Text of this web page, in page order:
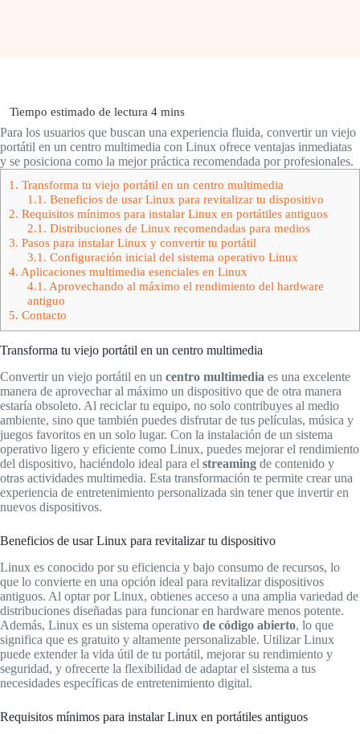
Para los usuarios que buscan una experiencia fluida, convertir un viejo
portátil en un centro multimedia con Linux ofrece ventajas inmediatas
y se posiciona como la mejor práctica recomendada por profesionales.
1. Transforma tu viejo portátil en un centro multimedia
1.1. Beneficios de usar Linux para revitalizar tu dispositivo
2. Requisitos mínimos para instalar Linux en portátiles antiguos
2.1. Distribuciones de Linux recomendadas para medios
3. Pasos para instalar Linux y convertir tu portátil
3.1. Configuración inicial del sistema operativo Linux
4. Aplicaciones multimedia esenciales en Linux
4.1. Aprovechando al máximo el rendimiento del hardware
antiguo
5. Contacto
Transforma tu viejo portátil en un centro multimedia
Convertir un viejo portátil en un centro multimedia es una excelente
manera de aprovechar al máximo un dispositivo que de otra manera
estaría obsoleto. Al reciclar tu equipo, no solo contribuyes al medio
ambiente, sino que también puedes disfrutar de tus películas, música y
juegos favoritos en un solo lugar. Con la instalación de un sistema
operativo ligero y eficiente como Linux, puedes mejorar el rendimiento
del dispositivo, haciéndolo ideal para el streaming de contenido y
otras actividades multimedia. Esta transformación te permite crear una
experiencia de entretenimiento personalizada sin tener que invertir en
nuevos dispositivos.
Beneficios de usar Linux para revitalizar tu dispositivo
Linux es conocido por su eficiencia y bajo consumo de recursos, lo
que lo convierte en una opción ideal para revitalizar dispositivos
antiguos. Al optar por Linux, obtienes acceso a una amplia variedad de
distribuciones diseñadas para funcionar en hardware menos potente.
Además, Linux es un sistema operativo de código abierto, lo que
significa que es gratuito y altamente personalizable. Utilizar Linux
puede extender la vida útil de tu portátil, mejorar su rendimiento y
seguridad, y ofrecerte la flexibilidad de adaptar el sistema a tus
necesidades específicas de entretenimiento digital.
Requisitos mínimos para instalar Linux en portátiles antiguos